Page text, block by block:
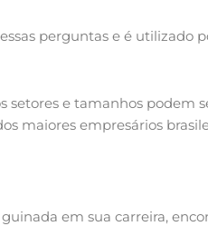
perguntas e é utilizado
setores e tamanhos podem
maiores empresários
em sua carreira,